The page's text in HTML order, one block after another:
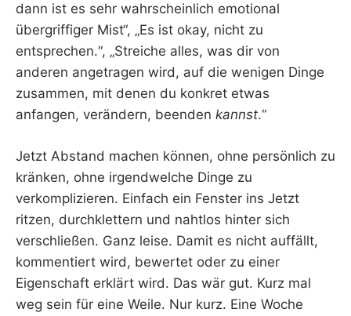
dann ist es sehr wahrscheinlich emotional
übergriffiger Mist“, „Es ist okay, nicht zu
entsprechen.“, „Streiche alles, was dir von
anderen angetragen wird, auf die wenigen Dinge
zusammen, mit denen du konkret etwas
anfangen, verändern, beenden kannst.“
Jetzt Abstand machen können, ohne persönlich zu
kränken, ohne irgendwelche Dinge zu
verkomplizieren. Einfach ein Fenster ins Jetzt
ritzen, durchklettern und nahtlos hinter sich
verschließen. Ganz leise. Damit es nicht auffällt,
kommentiert wird, bewertet oder zu einer
Eigenschaft erklärt wird. Das wär gut. Kurz mal
weg sein für eine Weile. Nur kurz. Eine Woche